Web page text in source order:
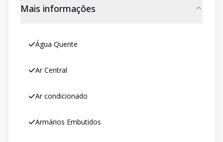
Mais informações
Água Quente
Ar Central
Ar condicionado
Armários Embutidos